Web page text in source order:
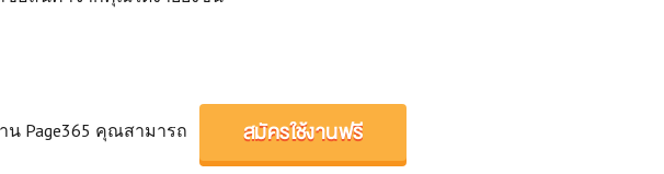
Page365 คุณสามารถ สมัครใช้งานฟรี